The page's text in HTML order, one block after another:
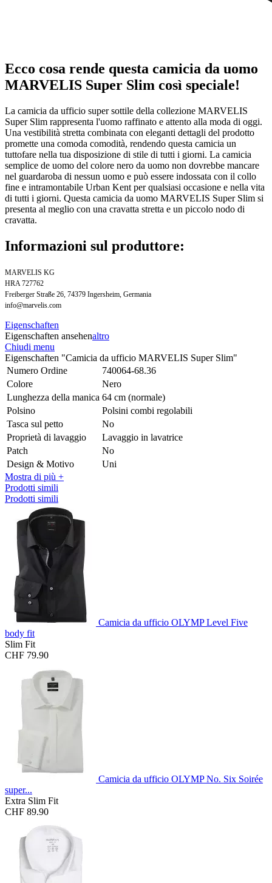
Ecco cosa rende questa camicia da uomo
MARVELIS Super Slim così speciale!
La camicia da ufficio super sottile della collezione MARVELIS
Super Slim rappresenta l'uomo raffinato e attento alla moda di oggi.
Una vestibilità stretta combinata con eleganti dettagli del prodotto
promette una comoda comodità, rendendo questa camicia un
tuttofare nella tua disposizione di stile di tutti i giorni. La camicia
semplice de uomo del colore nero da uomo non dovrebbe mancare
nel guardaroba di nessun uomo e può essere indossata con il collo
fine e intramontabile Urban Kent per qualsiasi occasione e nella vita
di tutti i giorni. Questa camicia da uomo MARVELIS Super Slim si
presenta al meglio con una cravatta stretta e un piccolo nodo di
cravatta.
Informazioni sul produttore:
MARVELIS KG
HRA 727762
Freiberger Straße 26, 74379 Ingersheim, Germania
info@marvelis.com
Eigenschaften
Eigenschaften ansehenaltro
Chiudi menu
Eigenschaften "Camicia da ufficio MARVELIS Super Slim"
Numero Ordine
740064-68.36
Colore
Nero
Lunghezza della manica 64 cm (normale)
Polsino
Polsini combi regolabili
Tasca sul petto
No
Proprietà di lavaggio
Lavaggio in lavatrice
Patch
No
Design & Motivo
Uni
Mostra di più +
Prodotti simili
Prodotti simili
Camicia da ufficio OLYMP Level Five
body fit
Slim Fit
CHF 79.90
Camicia da ufficio OLYMP No. Six Soirée
super...
Extra Slim Fit
CHF 89.90